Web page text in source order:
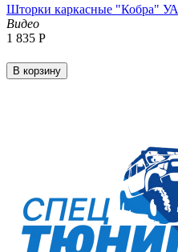
Шторки каркасные "Кобра"
Видео
1 835 Р
В корзину